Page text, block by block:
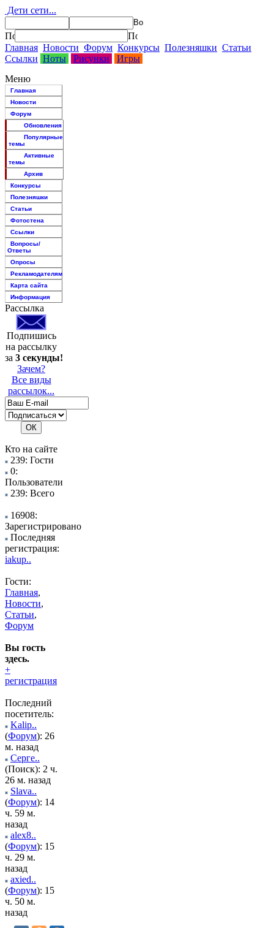
Дети сети...
Главная Новости Форум Конкурсы Полезняшки Статьи
Ссылки Ноты Рисунки
Игры
Меню
Главная
Новости
Форум
Обновления
Популярные
темы
Активные
темы
Архив
Конкурсы
Полезняшки
Статьи
Фотостена
Ссылки
Вопросы/
Ответы
Опросы
Рекламодателям
Карта сайта
Информация
Рассылка
Подпишись
на рассылку
за 3 секунды!
Зачем?
Все виды
рассылок...
Кто на сайте
239: Гости
0:
Пользователи
239: Всего
16908:
Зарегистрировано
Последняя
регистрация:
iakup..
Гости:
Главная,
Новости,
Статьи,
Форум
Вы гость
здесь.
+
регистрация
Последний
посетитель:
Kalip..
(Форум): 26
м. назад
Серге..
(Поиск): 2 ч.
26 м. назад
Slava..
(Форум): 14
ч. 59 м.
назад
alex8..
(Форум): 15
ч. 29 м.
назад
axied..
(Форум): 15
ч. 50 м.
назад